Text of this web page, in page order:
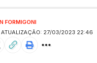
ATUALIZAÇÃO: 27/03/2023 22:46
FORMIGONI